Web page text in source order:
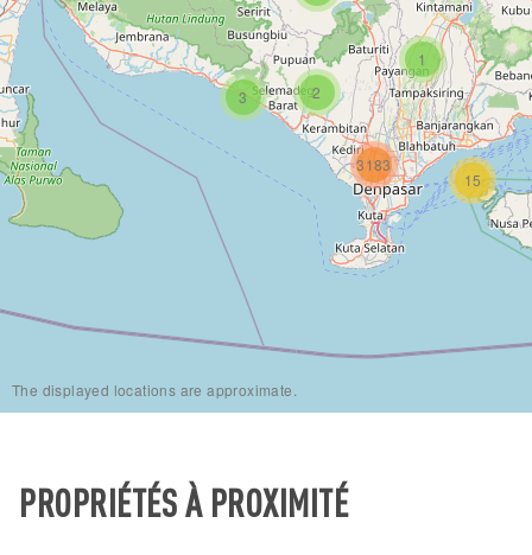
1
3 2
15
3183
The displayed locations are approximate.
PROPRIÉTÉS À PROXIMITÉ